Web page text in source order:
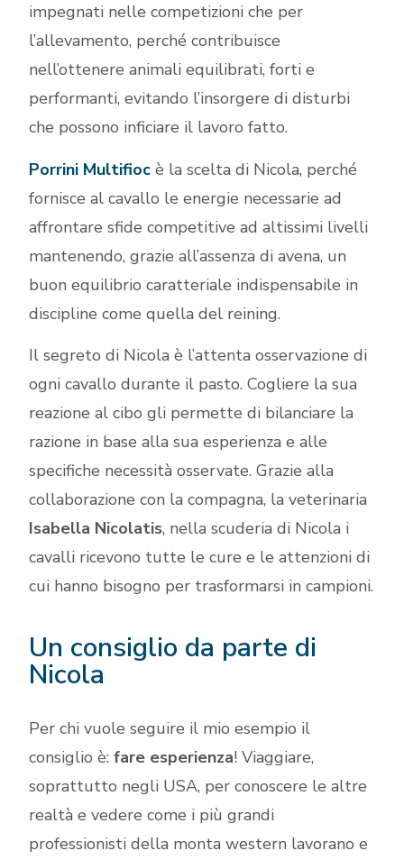
impegnati nelle competizioni che per
l’allevamento, perché contribuisce
nell’ottenere animali equilibrati, forti e
performanti, evitando l’insorgere di disturbi
che possono inficiare il lavoro fatto.
Porrini Multifioc è la scelta di Nicola, perché
fornisce al cavallo le energie necessarie ad
affrontare sfide competitive ad altissimi livelli
mantenendo, grazie all’assenza di avena, un
buon equilibrio caratteriale indispensabile in
discipline come quella del reining.
Il segreto di Nicola è l’attenta osservazione di
ogni cavallo durante il pasto. Cogliere la sua
reazione al cibo gli permette di bilanciare la
razione in base alla sua esperienza e alle
specifiche necessità osservate. Grazie alla
collaborazione con la compagna, la veterinaria
Isabella Nicolatis, nella scuderia di Nicola i
cavalli ricevono tutte le cure e le attenzioni di
cui hanno bisogno per trasformarsi in campioni.
Un consiglio da parte di
Nicola
Per chi vuole seguire il mio esempio il
consiglio è:fare esperienza! Viaggiare,
soprattutto negli USA, per conoscere le altre
realtà e vedere come i più grandi
professionisti della monta western lavorano e